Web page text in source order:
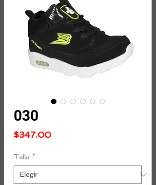
030
$347.00Precio
Talla *